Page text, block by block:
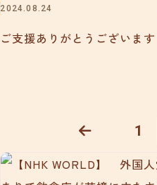
2024.08.24
ご支援ありがとうございます
1